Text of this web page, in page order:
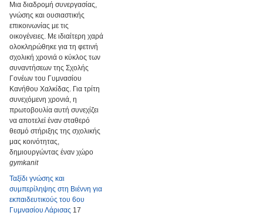
Μια διαδρομή συνεργασίας,
γνώσης και ουσιαστικής
επικοινωνίας με τις
οικογένειες. Με ιδιαίτερη χαρά
ολοκληρώθηκε για τη φετινή
σχολική χρονιά ο κύκλος των
συναντήσεων της Σχολής
Γονέων του Γυμνασίου
Κανήθου Χαλκίδας. Για τρίτη
συνεχόμενη χρονιά, η
πρωτοβουλία αυτή συνεχίζει
να αποτελεί έναν σταθερό
θεσμό στήριξης της σχολικής
μας κοινότητας,
δημιουργώντας έναν χώρο
gymkanit
Ταξίδι γνώσης και
συμπερίληψης στη Βιέννη για
εκπαιδευτικούς του 6ου
Γυμνασίου Λάρισας 17